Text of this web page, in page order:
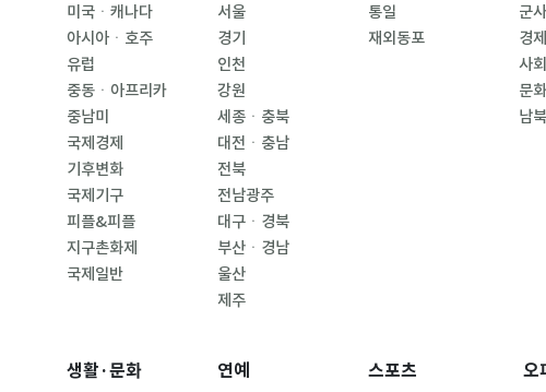
미국ㆍ캐나다
아시아ㆍ호주
유럽
중동ㆍ아프리카
중남미
국제경제
기후변화
국제기구
피플&피플
지구촌화제
국제일반
서울
경기
인천
강원
세종ㆍ충북
대전ㆍ충남
전북
전남광주
대구ㆍ경북
부산ㆍ경남
울산
제주
통일
재외동포
군사
경제
사회
문
남
생활·문화 연예 스포츠
오